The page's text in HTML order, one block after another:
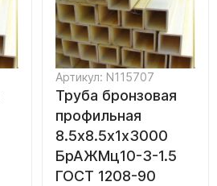
Артикул: N115707
Труба бронзовая
профильная
8.5х8.5х1х3000
БрАЖМц10-3-1.5
ГОСТ 1208-90